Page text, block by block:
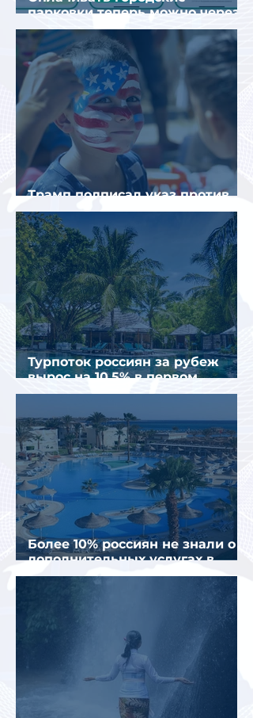
парковки теперь можно через
Яндекс Go и «Заправки»
Трамп подписал указ против
«родильного туризма» в США
Турпоток россиян за рубеж
вырос на 10,5% в первом
полугодии 2026 года
Более 10% россиян не знали о
дополнительных услугах в
отелях